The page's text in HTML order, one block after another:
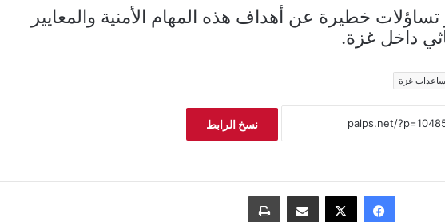
خطيرة عن أهداف هذه المهام الأمنية والمعايير
داخل غزة.
غزة
نسخ الرابط
فيسبوك ‫X مشاركة عبر البريد طباعة